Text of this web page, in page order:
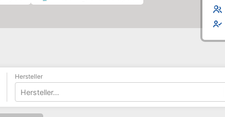
Hersteller
Hersteller...